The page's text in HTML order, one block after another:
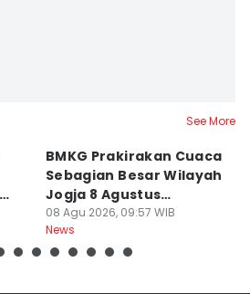
See More
BMKG Prakirakan Cuaca
Sebagian Besar Wilayah
Jogja 8 Agustus
Berawan
08 Agu 2026, 09:57 WIB
News